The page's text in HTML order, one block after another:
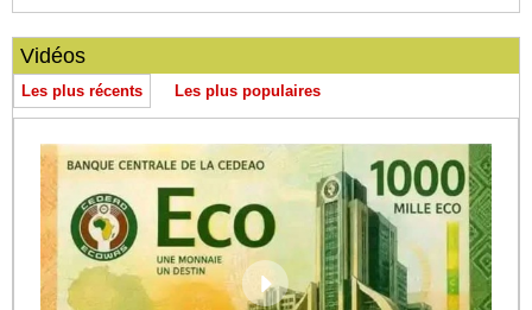
Vidéos
Les plus récents Les plus populaires